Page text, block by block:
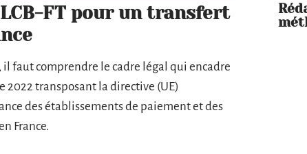
FT pour un transfert
faut comprendre le cadre légal qui encadre
2022 transposant la directive (UE)
des établissements de paiement et des
France.